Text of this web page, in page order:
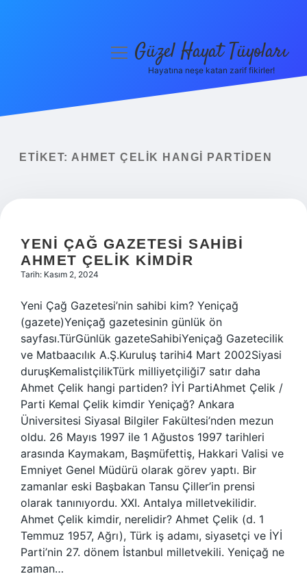
Yasal Uyarı
menüyüGüzel Hayat Tüyoları
Hayatına neşe katan zarif fikirler!
ETIKET: AHMET ÇELIK HANGI PARTIDEN
YENI ÇAĞ GAZETESI SAHIBI
AHMET ÇELIK KIMDIR
Tarih: Kasım 2, 2024
Yeni Çağ Gazetesi’nin sahibi kim? Yeniçağ
(gazete)Yeniçağ gazetesinin günlük ön
sayfası.TürGünlük gazeteSahibiYeniçağ Gazetecilik
ve Matbaacılık A.Ş.Kuruluş tarihi4 Mart 2002Siyasi
duruşKemalistçilikTürk milliyetçiliği7 satır daha
Ahmet Çelik hangi partiden? İYİ PartiAhmet Çelik /
Parti Kemal Çelik kimdir Yeniçağ? Ankara
Üniversitesi Siyasal Bilgiler Fakültesi’nden mezun
oldu. 26 Mayıs 1997 ile 1 Ağustos 1997 tarihleri ​​
arasında Kaymakam, Başmüfettiş, Hakkari Valisi ve
Emniyet Genel Müdürü olarak görev yaptı. Bir
zamanlar eski Başbakan Tansu Çiller’in prensi
olarak tanınıyordu. XXI. Antalya milletvekilidir.
Ahmet Çelik kimdir, nerelidir? Ahmet Çelik (d. 1
Temmuz 1957, Ağrı), Türk iş adamı, siyasetçi ve İYİ
Parti’nin 27. dönem İstanbul milletvekili. Yeniçağ ne
zaman…